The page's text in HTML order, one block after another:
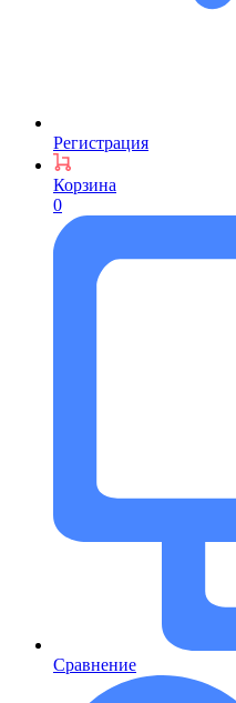
Регистрация
Корзина
0
Сравнение